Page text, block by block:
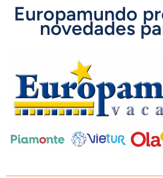
Europamundo
novedades